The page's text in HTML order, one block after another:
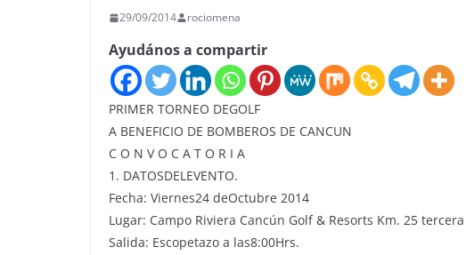
29/09/2014 rociomena
Ayudános a compartir
PRIMER TORNEO DEGOLF
A BENEFICIO DE BOMBEROS DE CANCUN
C O N V O C A T O R I A
1. DATOSDELEVENTO.
Fecha: Viernes24 deOctubre 2014
Lugar: Campo Riviera Cancún Golf & Resorts Km. 25
Salida: Escopetazo a las8:00Hrs.